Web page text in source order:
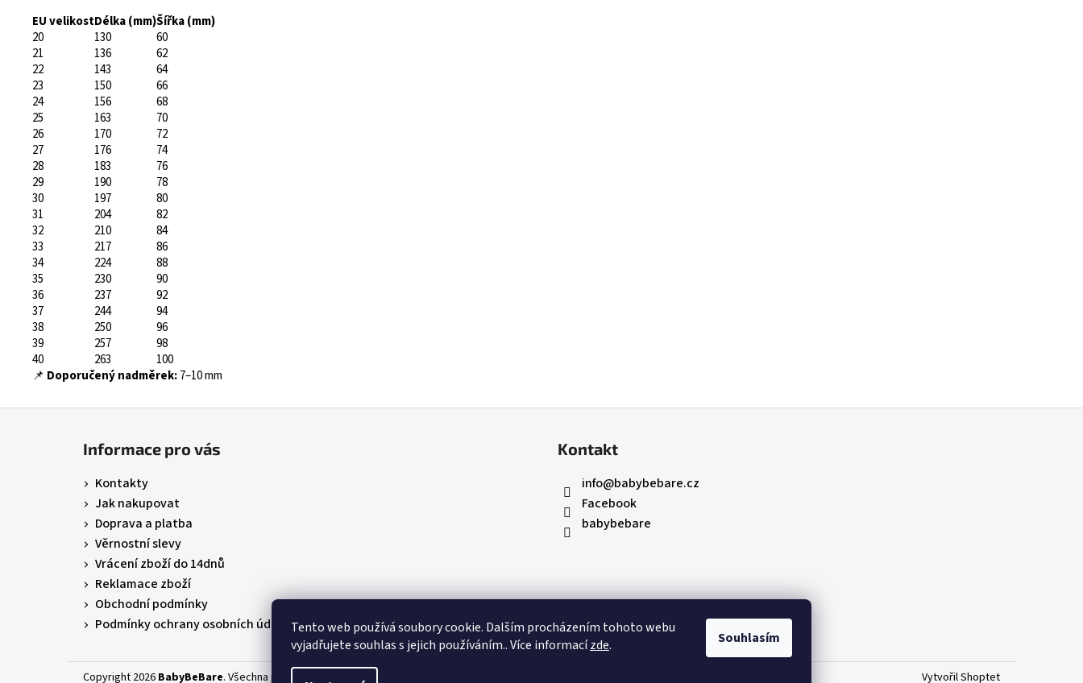
Tento web používá soubory cookie. Dalším procházením tohoto webu
vyjadřujete souhlas s jejich používáním.. Více informacízde. Souhlasím
EU velikostDélka (mm)Šířka (mm)
20
130
60
21
136
62
22
143
64
23
150
66
24
156
68
25
163
70
26
170
72
27
176
74
28
183
76
29
190
78
30
197
80
31
204
82
32
210
84
33
217
86
34
224
88
35
230
90
36
237
92
37
244
94
38
250
96
39
257
98
40
263
100
📌 Doporučený nadměrek:7–10 mm
Informace pro vás
Kontakty
Jak nakupovat
Doprava a platba
Věrnostní slevy
Vrácení zboží do 14dnů
Reklamace zboží
Obchodní podmínky
Podmínky ochrany osobních údajů
Kontakt
info@babybebare.cz
Facebook
babybebare
Vytvořil Shoptet
Copyright 2026 BabyBeBare. Všechna práva vyhrazena.